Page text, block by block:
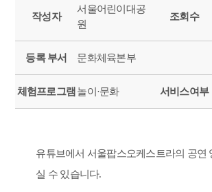
작성자
서울어린이대공
원
조회수
등록 부서 문화체육본부
체험프로그램 놀이·문화 서비스여부
유튜브에서 서울팝스오케스트라의 공연
실 수 있습니다.